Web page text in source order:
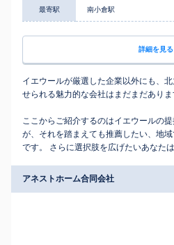
最寄駅 南小倉駅
詳細を見る
イエウールが厳選した企業以外にも、
せられる魅力的な会社はまだまだありま
ここからご紹介するのはイエウールの
が、それを踏まえても推薦したい、地
です。 さらに選択肢を広げたいあなた
アネストホーム合同会社